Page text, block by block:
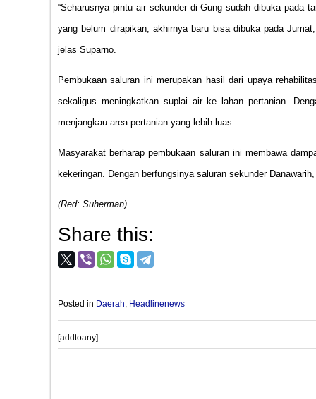
“Seharusnya pintu air sekunder di Gung sudah dibuka pada
yang belum dirapikan, akhirnya baru bisa dibuka pada
jelas Suparno.
Pembukaan saluran ini merupakan hasil dari upaya
sekaligus meningkatkan suplai air ke lahan pertanian.
menjangkau area pertanian yang lebih luas.
Masyarakat berharap pembukaan saluran ini membawa
kekeringan. Dengan berfungsinya saluran sekunder
(Red: Suherman)
Share this:
Posted in Daerah Headlinenews
[addtoany]